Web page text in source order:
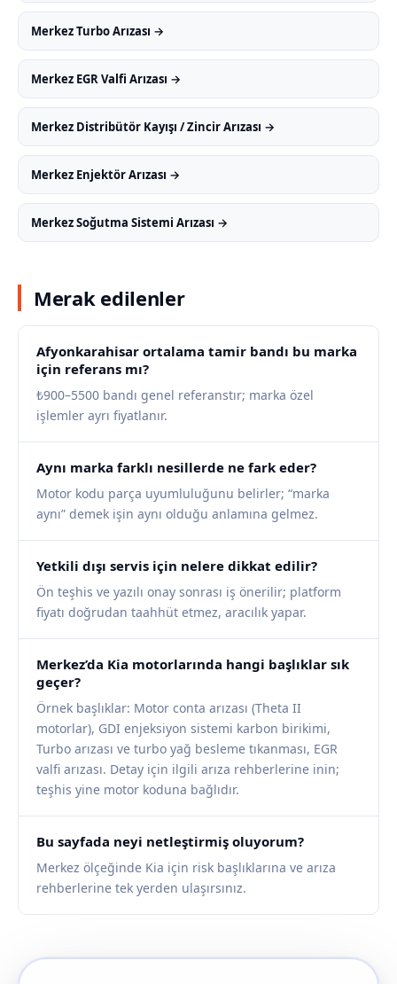
Merkez Turbo Arızası →
Merkez EGR Valfi Arızası →
Merkez Distribütör Kayışı / Zincir Arızası →
Merkez Enjektör Arızası →
Merkez Soğutma Sistemi Arızası →
Merak edilenler
Afyonkarahisar ortalama tamir bandı bu marka
için referans mı?
₺900–5500 bandı genel referanstır; marka özel
işlemler ayrı fiyatlanır.
Aynı marka farklı nesillerde ne fark eder?
Motor kodu parça uyumluluğunu belirler; “marka
aynı” demek işin aynı olduğu anlamına gelmez.
Yetkili dışı servis için nelere dikkat edilir?
Ön teşhis ve yazılı onay sonrası iş önerilir; platform
fiyatı doğrudan taahhüt etmez, aracılık yapar.
Merkez’da Kia motorlarında hangi başlıklar sık
geçer?
Örnek başlıklar: Motor conta arızası (Theta II
motorlar), GDI enjeksiyon sistemi karbon birikimi,
Turbo arızası ve turbo yağ besleme tıkanması, EGR
valfi arızası. Detay için ilgili arıza rehberlerine inin;
teşhis yine motor koduna bağlıdır.
Bu sayfada neyi netleştirmiş oluyorum?
Merkez ölçeğinde Kia için risk başlıklarına ve arıza
rehberlerine tek yerden ulaşırsınız.